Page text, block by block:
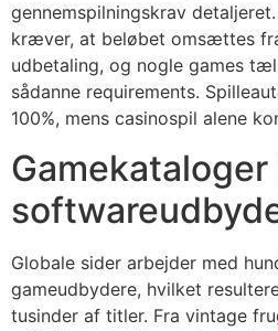
satın al
Panel
Panel
Panel
Panel
Panel
gennemspilningskrav
kræver, at beløbet omsættes
udbetaling, og nogle games
sådanne requirements.
100%, mens casinospil alene
Gamekataloger
Globale sider arbejder med
gameudbydere, hvilket
tusinder af titler. Fra vintage